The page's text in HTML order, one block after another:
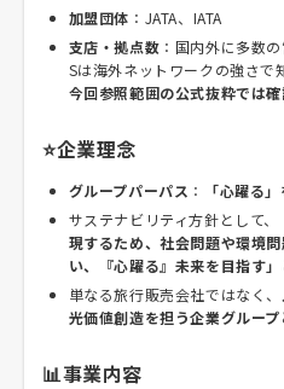
加盟団体 ：JATA、IATA
支店・拠点数 ：国内外に多数
Sは海外ネットワークの強さで
今回参照範囲の公式抜粋では
⭐企業理念
グループパーパス ：
「心躍る
サステナビリティ方針として、
現するため、社会問題や環境
い、『心躍る』未来を目指す」
単なる旅行販売会社ではなく、
光価値創造を担う企業グループ
📊事業内容